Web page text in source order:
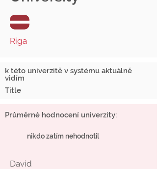
Riga
k této univerzitě v systému aktuálně
vidím
Title
Průměrné hodnocení univerzity:
nikdo zatím nehodnotil
David